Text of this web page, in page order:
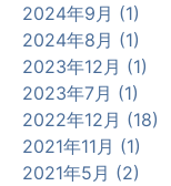
2024年9月 (1)
2024年8月 (1)
2023年12月 (1)
2023年7月 (1)
2022年12月 (18)
2021年11月 (1)
2021年5月 (2)